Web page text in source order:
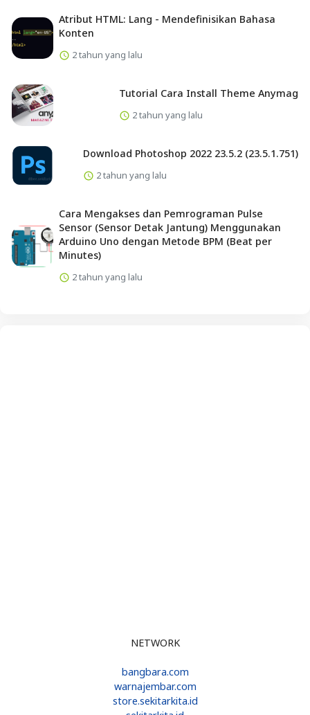
Atribut HTML: Lang - Mendefinisikan Bahasa
Konten
2 tahun yang lalu
Tutorial Cara Install Theme Anymag
2 tahun yang lalu
Download Photoshop 2022 23.5.2 (23.5.1.751)
2 tahun yang lalu
Cara Mengakses dan Pemrograman Pulse
Sensor (Sensor Detak Jantung) Menggunakan
Arduino Uno dengan Metode BPM (Beat per
Minutes)
2 tahun yang lalu
NETWORK
bangbara.com
warnajembar.com
store.sekitarkita.id